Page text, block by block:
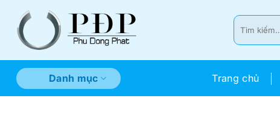
Tìm
kiếm:
Danh mục Trang chủ